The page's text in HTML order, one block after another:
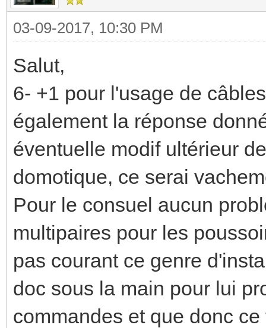
03-09-2017, 10:30 PM
Salut,
6- +1 pour l'usage de
également la réponse
éventuelle modif ultérieur
domotique, ce serai
Pour le consuel aucun
multipaires pour les
pas courant ce genre
doc sous la main pour lui
commandes et que donc